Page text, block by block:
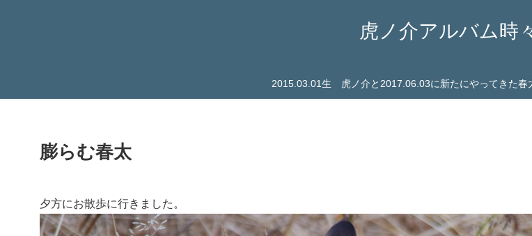
虎ノ介アルバム時
2015.03.01生 虎ノ介と2017.06.03に新たにやってきた春
膨らむ春太
夕方にお散歩に行きました。